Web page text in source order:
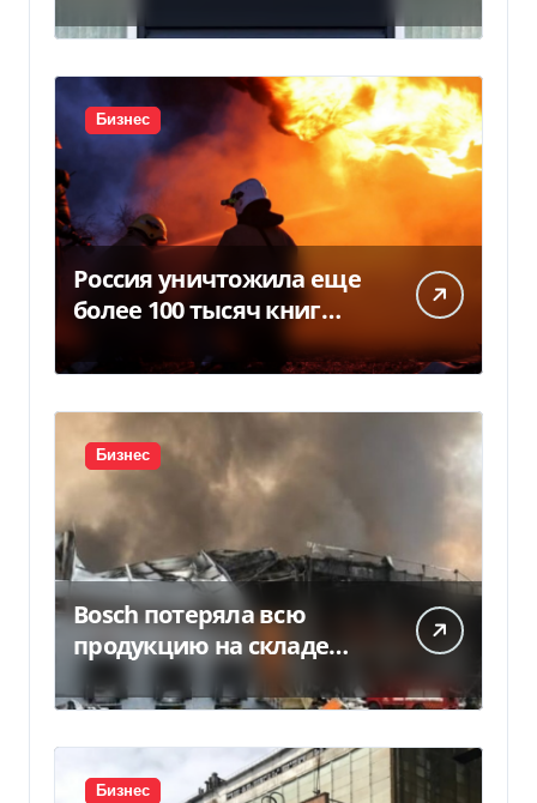
детали
Бизнес
Россия уничтожила еще
более 100 тысяч книг
BookChef: что произошло
Бизнес
Bosch потеряла всю
продукцию на складе
Бизнес